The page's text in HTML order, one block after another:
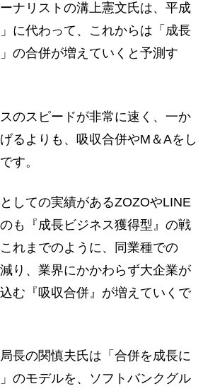
ナリストの溝上憲文氏は、平成
に代わって、これからは「成長
の合併が増えていくと予測す
スのスピードが非常に速く、一か
るよりも、吸収合併やM＆Aをし
す。
しての実績があるZOZOやLINE
も『成長ビジネス獲得型』の戦
れまでのように、同業種での
減り、業界にかかわらず大企業が
む『吸収合併』が増えていくで
局長の関慎夫氏は「合併を成長に
のモデルを、ソフトバンクグル